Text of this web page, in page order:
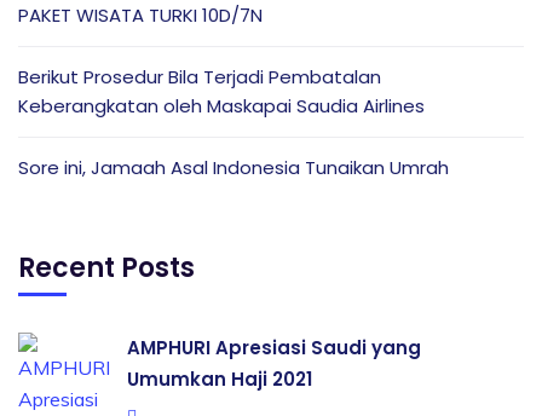
PAKET WISATA TURKI 10D/7N
Berikut Prosedur Bila Terjadi Pembatalan
Keberangkatan oleh Maskapai Saudia Airlines
Sore ini, Jamaah Asal Indonesia Tunaikan Umrah
Recent Posts
AMPHURI Apresiasi Saudi yang
Umumkan Haji 2021